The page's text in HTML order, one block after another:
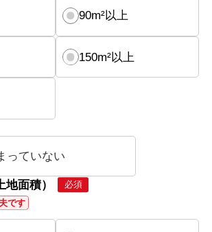
90m²以上
150m²以上
っていない
面積）
必須
です